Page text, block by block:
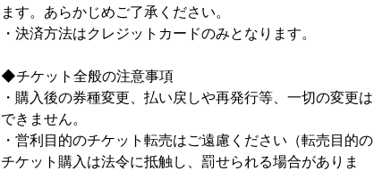
ます。あらかじめご了承ください。
・決済方法はクレジットカードのみとなります。
◆チケット全般の注意事項
・購入後の券種変更、払い戻しや再発行等、一切の変更は
できません。
・営利目的のチケット転売はご遠慮ください（転売目的の
チケット購入は法令に抵触し、罰せられる場合がありま